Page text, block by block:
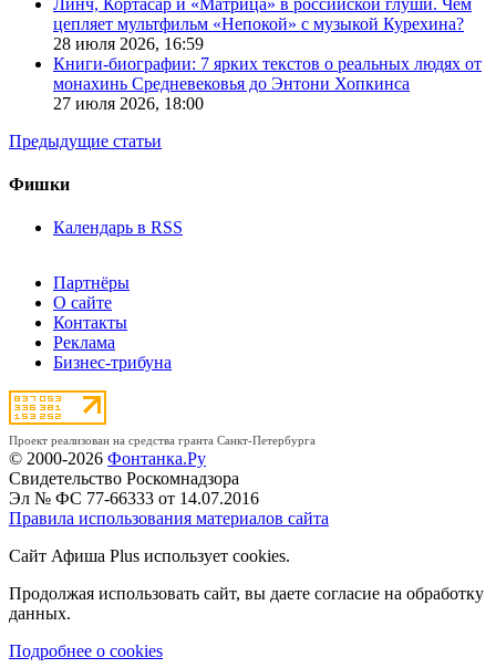
цепляет мультфильм «Непокой» с музыкой Курехина?
28 июля 2026, 16:59
Книги-биографии: 7 ярких текстов о реальных людях от
монахинь Средневековья до Энтони Хопкинса
27 июля 2026, 18:00
Предыдущие статьи
Фишки
Календарь в RSS
Партнёры
О сайте
Контакты
Реклама
Бизнес-трибуна
Проект реализован на средства гранта Санкт-Петербурга
© 2000-2026 Фонтанка.Ру
Свидетельство Роскомнадзора
Эл № ФС 77-66333 от 14.07.2016
Правила использования материалов сайта
Сайт Афиша Plus использует cookies.
Продолжая использовать сайт, вы даете согласие на обработку
данных.
Подробнее о cookies